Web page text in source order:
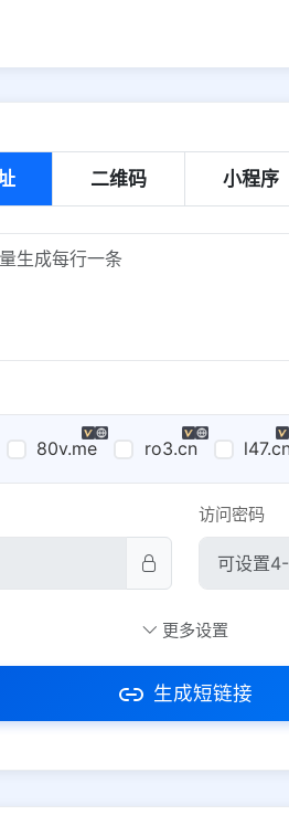
二维码 小程序
80v.me ro3.cn
访问密码
台
截
平台设置
iOS
更多设置
生成短链接